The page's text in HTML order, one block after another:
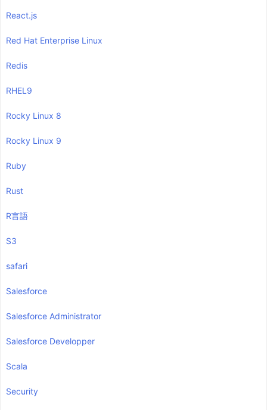
React.js
Red Hat Enterprise Linux
Redis
RHEL9
Rocky Linux 8
Rocky Linux 9
Ruby
Rust
R言語
S3
safari
Salesforce
Salesforce Administrator
Salesforce Developper
Scala
Security